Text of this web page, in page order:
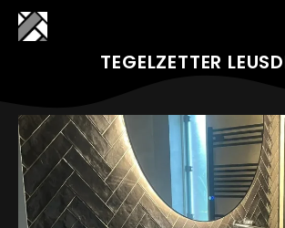
TEGELZETTER